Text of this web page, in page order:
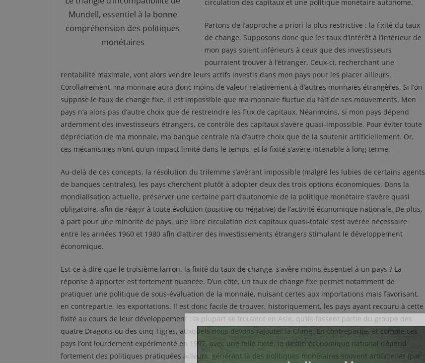
Mundell, essentiel à la bonne
compréhension des politiques
monétaires
circulation des capitaux et une politique monétaire autonome.
Partons de l’approche a priori la plus restrictive : la fixité du taux
de change. Supposons donc que les taux d’intérêt à l’intérieur de
mon pays soient inférieurs à ceux que des investisseurs
pourraient trouver à l’étranger. Ceux-ci, recherchant une
rentabilité maximale, vont alors vendre leurs actifs investis dans mon pays pour les placer ailleurs.
Corollairement, ma monnaie aura donc moins de valeur relativement à d’autres monnaies étrangères. Si l’on
suppose le taux de change fixe, il est impossible que ma monnaie fluctue du fait de ses mouvements. Mon
pays n’a alors pas d’autre choix que de restreindre les flux de capitaux. Néanmoins, si mon pays dépend
ardemment des investisseurs étrangers, ce contrôle des capitaux s’avère quasi-impossible. Pour éviter toute
dépréciation de ma monnaie, ma banque centrale n’a d’autre choix que de la soutenir artificiellement. Or,
ces mécanismes n’ont qu’un impact limité dans le temps, et la fixité s’avère intenable à long terme.
Au-delà de ces concepts, la résolution du trilemme s’avérant impossible (malgré les lubies de certains agents
de banques centrales), les pays cherchent plutôt à adopter deux des trois options économiques. Dans la
mondialisation actuelle, préserver une certaine part d’autonomie de la politique monétaire s’avère quasi
obligatoire, afin de réagir à toute évolution (positive ou négative) de l‘activité économique nationale. De plus,
à part pour une minorité de pays, une libre circulation des capitaux quasi-totale s’est avérée nécessaire
entre les années 1960 et 1980 afin d’attirer des investissements étrangers stimulant le développement
économique.
Est-ce à dire que le troisième larron, la fixité du taux de change, s’avère moins essentiel à un pays ? La
réponse à apporter est fortement nuancée. D’un côté, un taux de change fixe permet notamment de
pratiquer une politique de sous-évaluation de la monnaie, nuisant certes aux importations mais favorisant,
en contrepartie, les exportations. Il est donc facile de trouver, historiquement, les pays ayant recouru à cette
fixité au cours de leur développement : la plupart se trouvent en Asie, qu’ils fassent partie du groupe des
quatre Dragons ou des cinq Tigres, auxquels nous devons rajouter la Chine. En contrepartie, et comme ces
pays l’ont lourdement expérimenté en 1997, avec une telle fixité, le destin économique national dépend
fortement des politiques pratiquées ailleurs, générant là des politiques monétaires souvent artificielles (par